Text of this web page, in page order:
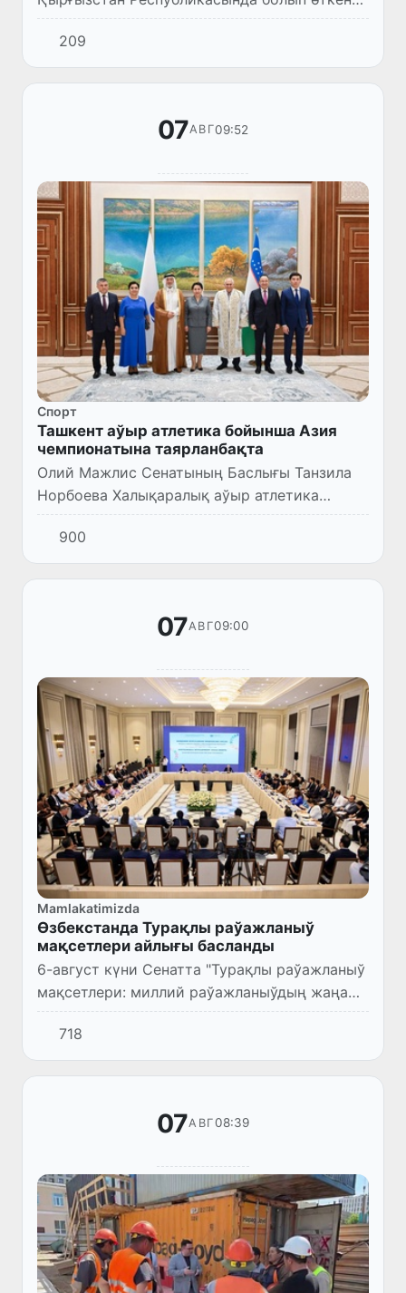
“Жети-Оғузда регионаллық ҳәўескерлер –
2026” Халықаралық таңлаў-фестивалында
жерлесимиз Ҳүрзада Аяпбергенова Гр...
209
07АВГ09:52
Спорт
Ташкент аўыр атлетика бойынша Азия
чемпионатына таярланбақта
Олий Мажлис Сенатының Баслығы Танзила
Норбоева Халықаралық аўыр атлетика
федерациясы президенти Муҳаммад Жалуд
ал-Шаммари ҳәм Азия аўыр атлетика
федерациясы президенти Муҳаммад Ал-...
900
07АВГ09:00
Mamlakatimizda
Өзбекстанда Турақлы раўажланыў
мақсетлери айлығы басланды
6-август күни Сенатта "Турақлы раўажланыў
мақсетлери: миллий раўажланыўдың жаңа
басқышы" атамасында конференция болып
өтип, онда Турақлы раўажланыў мақсетлери
айлығына рәсмий түрде...
718
07АВГ08:39